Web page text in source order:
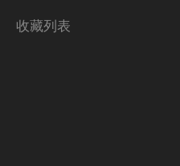
收藏列表